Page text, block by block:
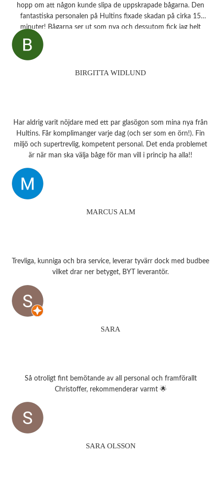
hopp om att någon kunde slipa de uppskrapade bågarna. Den
fantastiska personalen på Hultins fixade skadan på cirka 15
minuter! Bågarna ser ut som nya och dessutom fick jag helt
oväntat en underbar gåva – ett sprillans nytt fodral från samma
märke som mina solglasögon! Vilken fantastisk service! Kommer
Snart behöver jag boka tid för en synundersökning och jag vet
BIRGITTA WIDLUND
Har aldrig varit nöjdare med ett par glasögon som mina nya från
Hultins. Får komplimanger varje dag (och ser som en örn!). Fin
miljö och supertrevlig, kompetent personal. Det enda problemet
är när man ska välja båge för man vill i princip ha alla!!
MARCUS ALM
Trevliga, kunniga och bra service, leverar tyvärr dock med budbee
vilket drar ner betyget, BYT leverantör.
SARA
Så otroligt fint bemötande av all personal och framförallt
Christoffer, rekommenderar varmt 🌟
SARA OLSSON